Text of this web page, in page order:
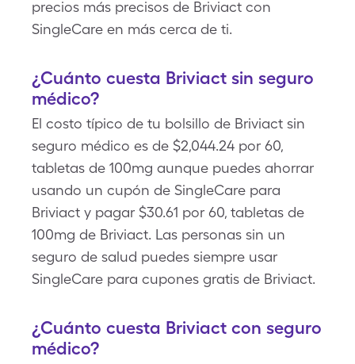
precios más precisos de Briviact con
SingleCare en más cerca de ti.
¿Cuánto cuesta Briviact sin seguro
médico?
El costo típico de tu bolsillo de Briviact sin
seguro médico es de $2,044.24 por 60,
tabletas de 100mg aunque puedes ahorrar
usando un cupón de SingleCare para
Briviact y pagar $30.61 por 60, tabletas de
100mg de Briviact. Las personas sin un
seguro de salud puedes siempre usar
SingleCare para cupones gratis de Briviact.
¿Cuánto cuesta Briviact con seguro
médico?